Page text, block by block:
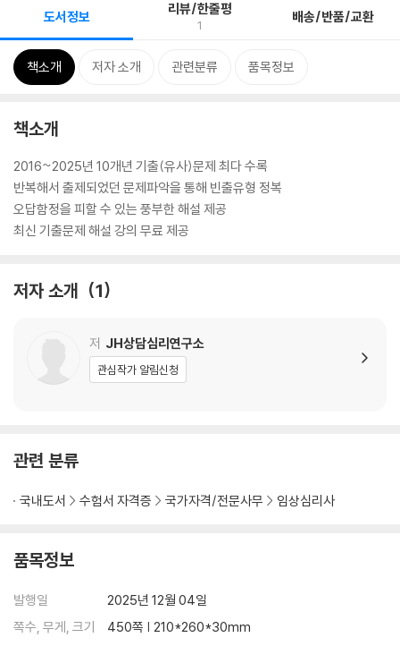
도서정보 리뷰/한줄평
1 배송/반품/교환
책소개 저자 소개 관련분류 품목정보
책소개
2016~2025년 10개년 기출(유사)문제 최다 수록
반복해서 출제되었던 문제파악을 통해 빈출유형 정복
오답함정을 피할 수 있는 풍부한 해설 제공
최신 기출문제 해설 강의 무료 제공
저자 소개 1
저 JH상담심리연구소
관심작가 알림신청
관련 분류
국내도서 수험서 자격증 국가자격/전문사무 임상심리사
품목정보
발행일
2025년 12월 04일
쪽수, 무게, 크기
450쪽 | 210*260*30mm